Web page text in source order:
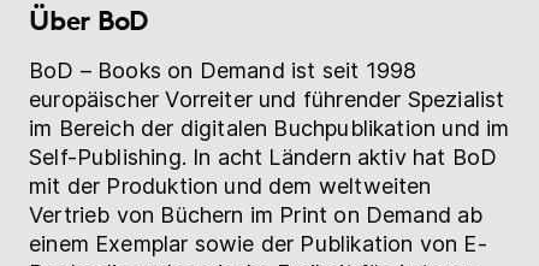
Über BoD
BoD – Books on Demand ist seit 1998
europäischer Vorreiter und führender Spezialist
im Bereich der digitalen Buchpublikation und im
Self-Publishing. In acht Ländern aktiv hat BoD
mit der Produktion und dem weltweiten
Vertrieb von Büchern im Print on Demand ab
einem Exemplar sowie der Publikation von E-